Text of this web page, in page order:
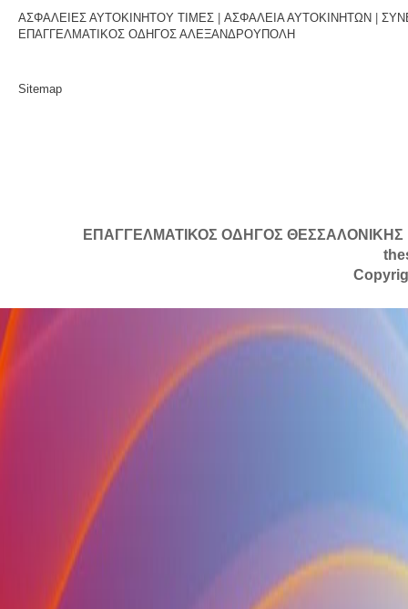
ΑΣΦΑΛΕΙΕΣ ΑΥΤΟΚΙΝΗΤΟΥ ΤΙΜΕΣ
ΑΣΦΑΛΕΙΑ ΑΥΤΟΚΙΝΗΤΩΝ
ΕΠΑΓΓΕΛΜΑΤΙΚΟΣ ΟΔΗΓΟΣ ΑΛΕΞΑΝΔΡΟΥΠΟΛΗ
Sitemap
ΕΠΑΓΓΕΛΜΑΤΙΚΟΣ ΟΔΗΓΟΣ ΘΕΣΣΑΛΟΝΙΚΗΣ